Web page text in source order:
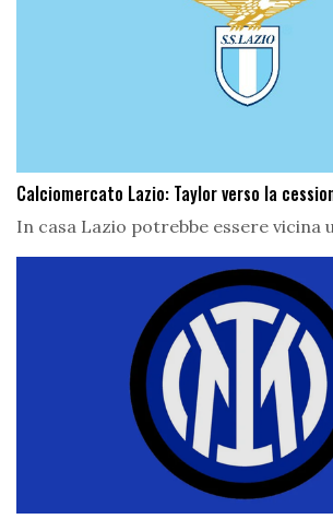
Calciomercato Lazio: Taylor verso la
In casa Lazio potrebbe essere vicina